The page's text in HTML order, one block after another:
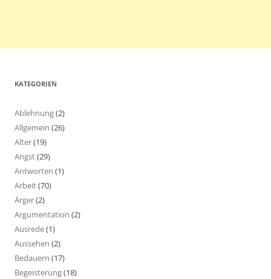
KATEGORIEN
Ablehnung(2)
Allgemein (26)
Alter(19)
Angst(29)
Antworten (1)
Arbeit(70)
Ärger(2)
Argumentation (2)
Ausrede(1)
Aussehen (2)
Bedauern (17)
Begeisterung(18)